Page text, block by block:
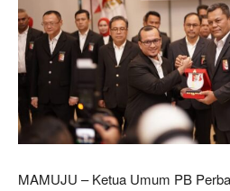
MAMUJU – Ketua Umum PB